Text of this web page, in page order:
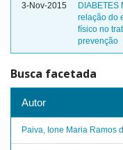
3-Nov-2015
DIABETES
relação do
físico no
prevenção
Busca facetada
Autor
Paiva, Ione Maria Ramos